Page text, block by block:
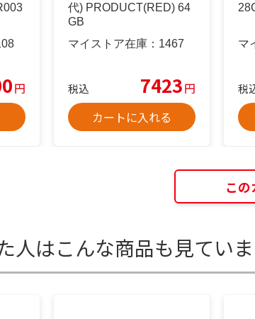
円
代) PRODUCT(RED) 64
GB
マイストア在庫： 1467
税込 7423円
カートに入れる
マ
税
こ
人はこんな商品も見てい